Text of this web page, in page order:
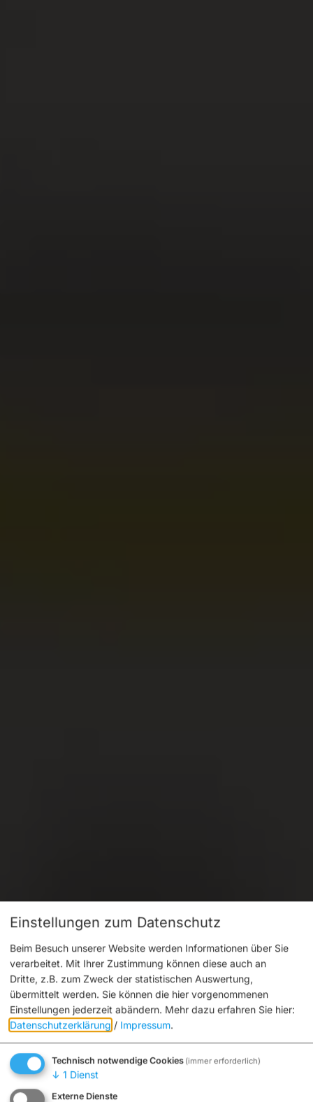
Einstellungen zum Datenschutz
Beim Besuch unserer Website werden Informationen über Sie
verarbeitet. Mit Ihrer Zustimmung können diese auch an
Dritte, z.B. zum Zweck der statistischen Auswertung,
übermittelt werden. Sie können die hier vorgenommenen
Einstellungen jederzeit abändern. Mehr dazu erfahren Sie hier:
Datenschutzerklärung / Impressum.
Technisch notwendige Cookies (immer erforderlich)
↓ 1 Dienst
Externe Dienste